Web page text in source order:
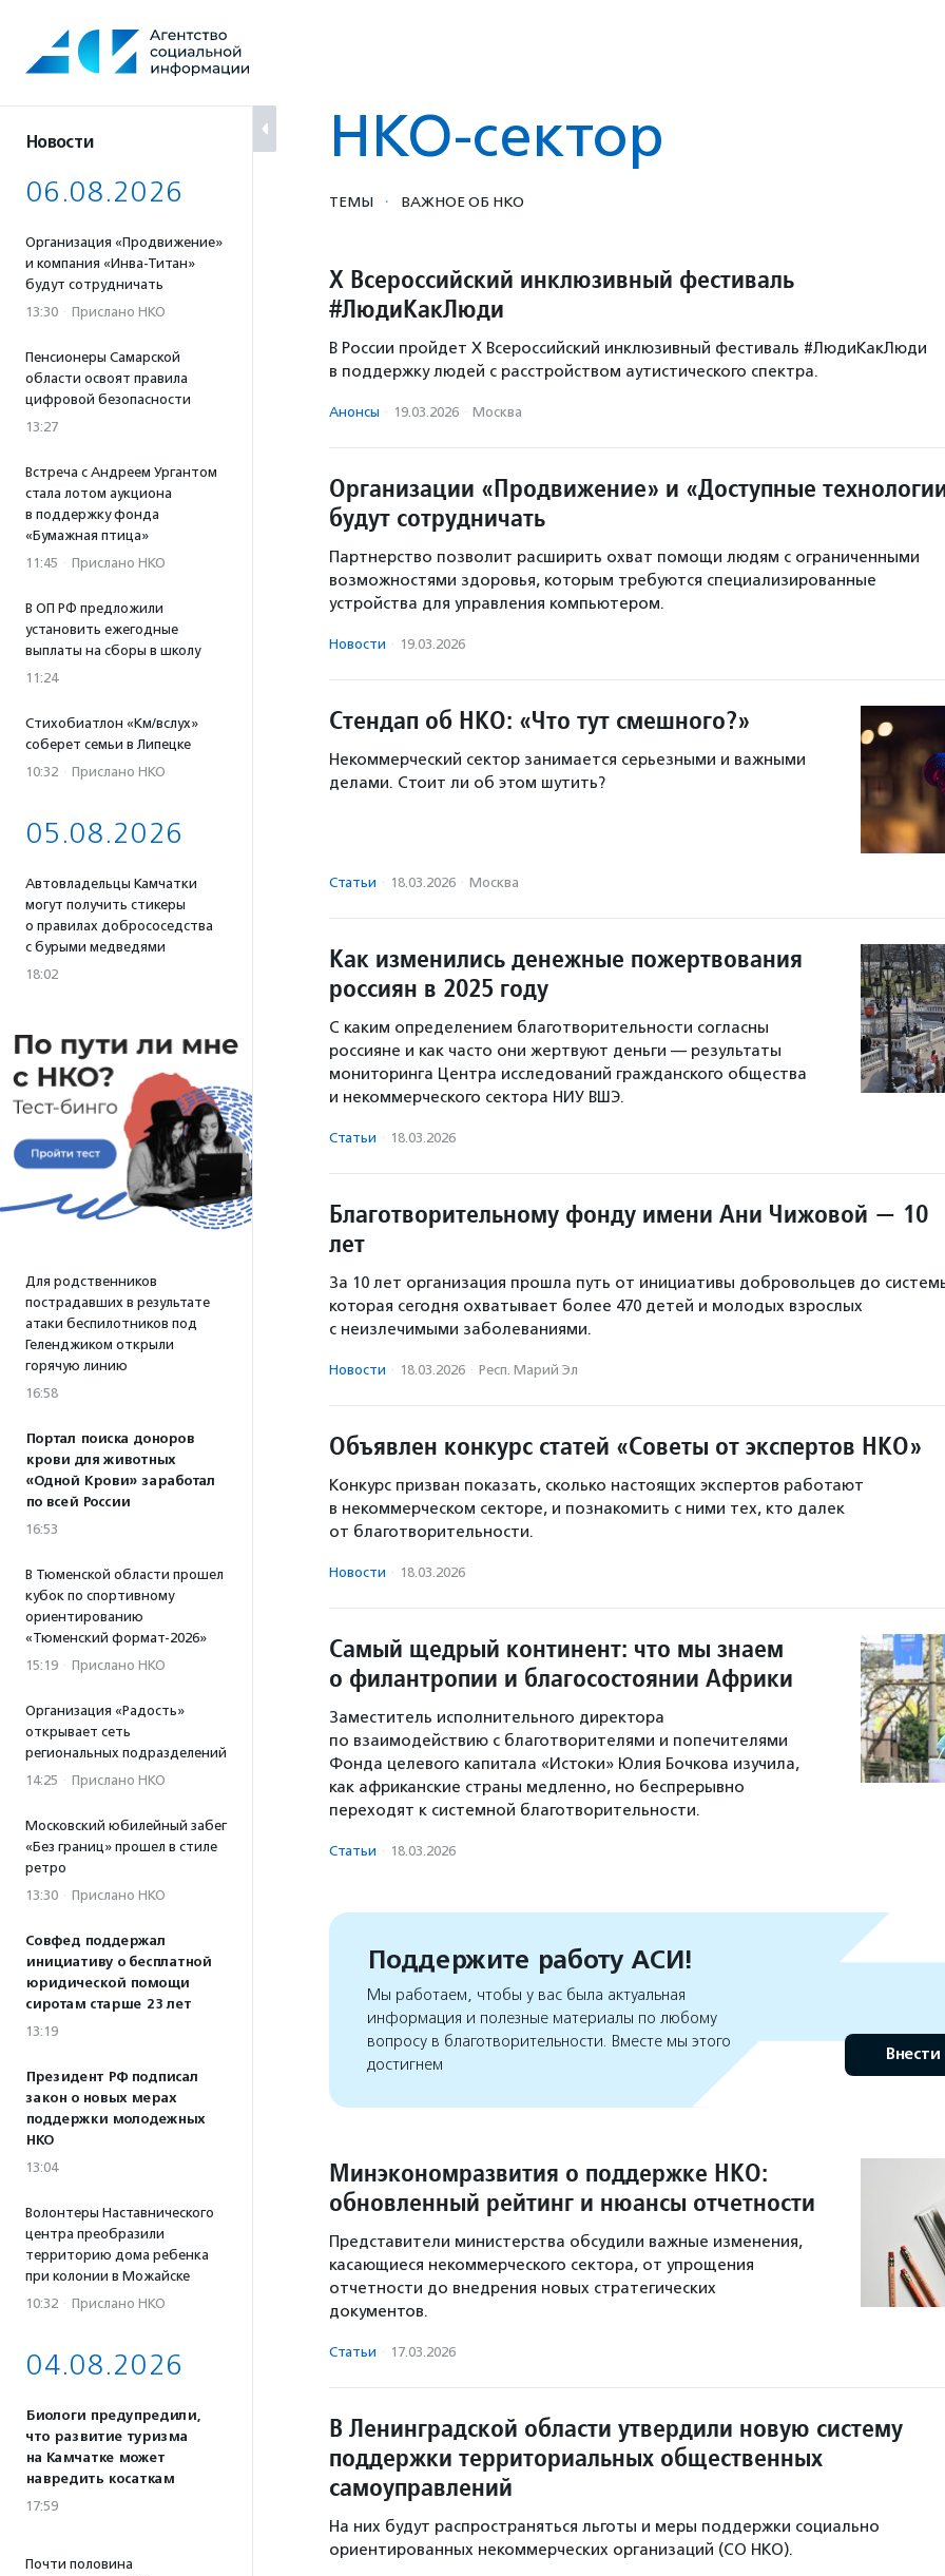
содержанию
Новости
06.08.2026
Организация «Продвижение»
и компания «Инва-Титан»
будут сотрудничать
13:30 · Прислано НКО
Пенсионеры Самарской
области освоят правила
цифровой безопасности
13:27
Встреча с Андреем Ургантом
стала лотом аукциона
в поддержку фонда
«Бумажная птица»
11:45 · Прислано НКО
В ОП РФ предложили
установить ежегодные
выплаты на сборы в школу
11:24
Стихобиатлон «Км/вслух»
соберет семьи в Липецке
10:32 · Прислано НКО
05.08.2026
Автовладельцы Камчатки
могут получить стикеры
о правилах добрососедства
с бурыми медведями
18:02
Для родственников
пострадавших в результате
атаки беспилотников под
Геленджиком открыли
горячую линию
16:58
Портал поиска доноров
крови для животных
«Одной Крови» заработал
по всей России
16:53
В Тюменской области прошел
кубок по спортивному
ориентированию
«Тюменский формат-2026»
15:19 · Прислано НКО
Организация «Радость»
открывает сеть
региональных подразделений
14:25 · Прислано НКО
Московский юбилейный забег
«Без границ» прошел в стиле
ретро
13:30 · Прислано НКО
Совфед поддержал
инициативу о бесплатной
юридической помощи
сиротам старше 23 лет
13:19
Президент РФ подписал
закон о новых мерах
поддержки молодежных
НКО
13:04
Волонтеры Наставнического
центра преобразили
территорию дома ребенка
при колонии в Можайске
10:32 · Прислано НКО
04.08.2026
Биологи предупредили,
что развитие туризма
на Камчатке может
навредить косаткам
17:59
Почти половина
НКО-сектор
ТЕМЫ · ВАЖНОЕ ОБ НКО
X Всероссийский инклюзивный фестиваль
#ЛюдиКакЛюди
В России пройдет X Всероссийский инклюзивный фестиваль #ЛюдиКакЛюди
в поддержку людей с расстройством аутистического спектра.
Анонсы · 19.03.2026 · Москва
Организации «Продвижение» и «Доступные
будут сотрудничать
Партнерство позволит расширить охват помощи людям с ограниченными
возможностями здоровья, которым требуются специализированные
устройства для управления компьютером.
Новости · 19.03.2026
Стендап об НКО: «Что тут смешного?»
Некоммерческий сектор занимается серьезными и важными
делами. Стоит ли об этом шутить?
Статьи · 18.03.2026 · Москва
Как изменились денежные пожертвования
россиян в 2025 году
С каким определением благотворительности согласны
россияне и как часто они жертвуют деньги — результаты
мониторинга Центра исследований гражданского общества
и некоммерческого сектора НИУ ВШЭ.
Статьи · 18.03.2026
Благотворительному фонду имени Ани Чижовой — 10
лет
За 10 лет организация прошла путь от инициативы добровольцев до
которая сегодня охватывает более 470 детей и молодых взрослых
с неизлечимыми заболеваниями.
Новости · 18.03.2026 · Респ. Марий Эл
Объявлен конкурс статей «Советы от экспертов НКО»
Конкурс призван показать, сколько настоящих экспертов работают
в некоммерческом секторе, и познакомить с ними тех, кто далек
от благотворительности.
Новости · 18.03.2026
Самый щедрый континент: что мы знаем
о филантропии и благосостоянии Африки
Заместитель исполнительного директора
по взаимодействию с благотворителями и попечителями
Фонда целевого капитала «Истоки» Юлия Бочкова изучила,
как африканские страны медленно, но беспрерывно
переходят к системной благотворительности.
Статьи · 18.03.2026
Поддержите работу АСИ!
Мы работаем, чтобы у вас была актуальная
информация и полезные материалы по любому
вопросу в благотворительности. Вместе мы этого
достигнем
Внести
Минэкономразвития о поддержке НКО:
обновленный рейтинг и нюансы отчетности
Представители министерства обсудили важные изменения,
касающиеся некоммерческого сектора, от упрощения
отчетности до внедрения новых стратегических
документов.
Статьи · 17.03.2026
В Ленинградской области утвердили новую систему
поддержки территориальных общественных
самоуправлений
На них будут распространяться льготы и меры поддержки социально
ориентированных некоммерческих организаций (СО НКО).